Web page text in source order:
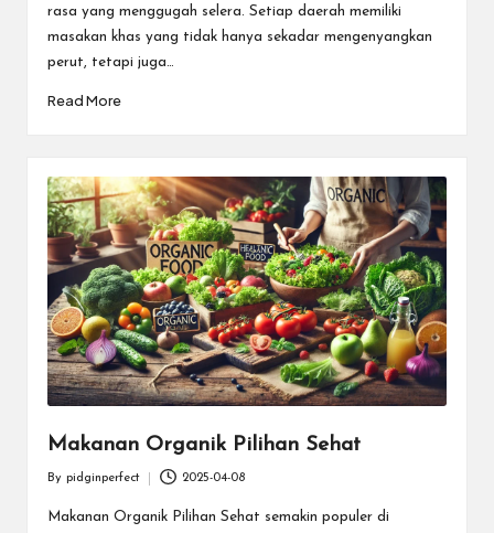
rasa yang menggugah selera. Setiap daerah memiliki
masakan khas yang tidak hanya sekadar mengenyangkan
perut, tetapi juga…
Read More
Makanan Organik Pilihan Sehat
by
By pidginperfect 2025-04-08
Makanan Organik Pilihan Sehat semakin populer di